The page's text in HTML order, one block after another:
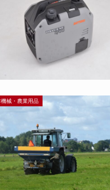
機械・農業用品